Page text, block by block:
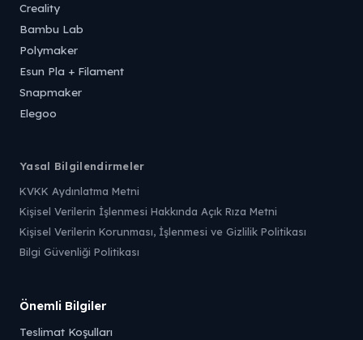
Creality
Bambu Lab
Polymaker
Esun Pla + Filament
Snapmaker
Elegoo
Yasal Bilgilendirmeler
KVKK Aydınlatma Metni
Kişisel Verilerin İşlenmesi Hakkında Açık Rıza Metni
Kişisel Verilerin Korunması, İşlenmesi ve Gizlilik Politikası
Bilgi Güvenliği Politikası
Önemli Bilgiler
Teslimat Koşulları